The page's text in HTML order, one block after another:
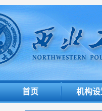
首页 机构设